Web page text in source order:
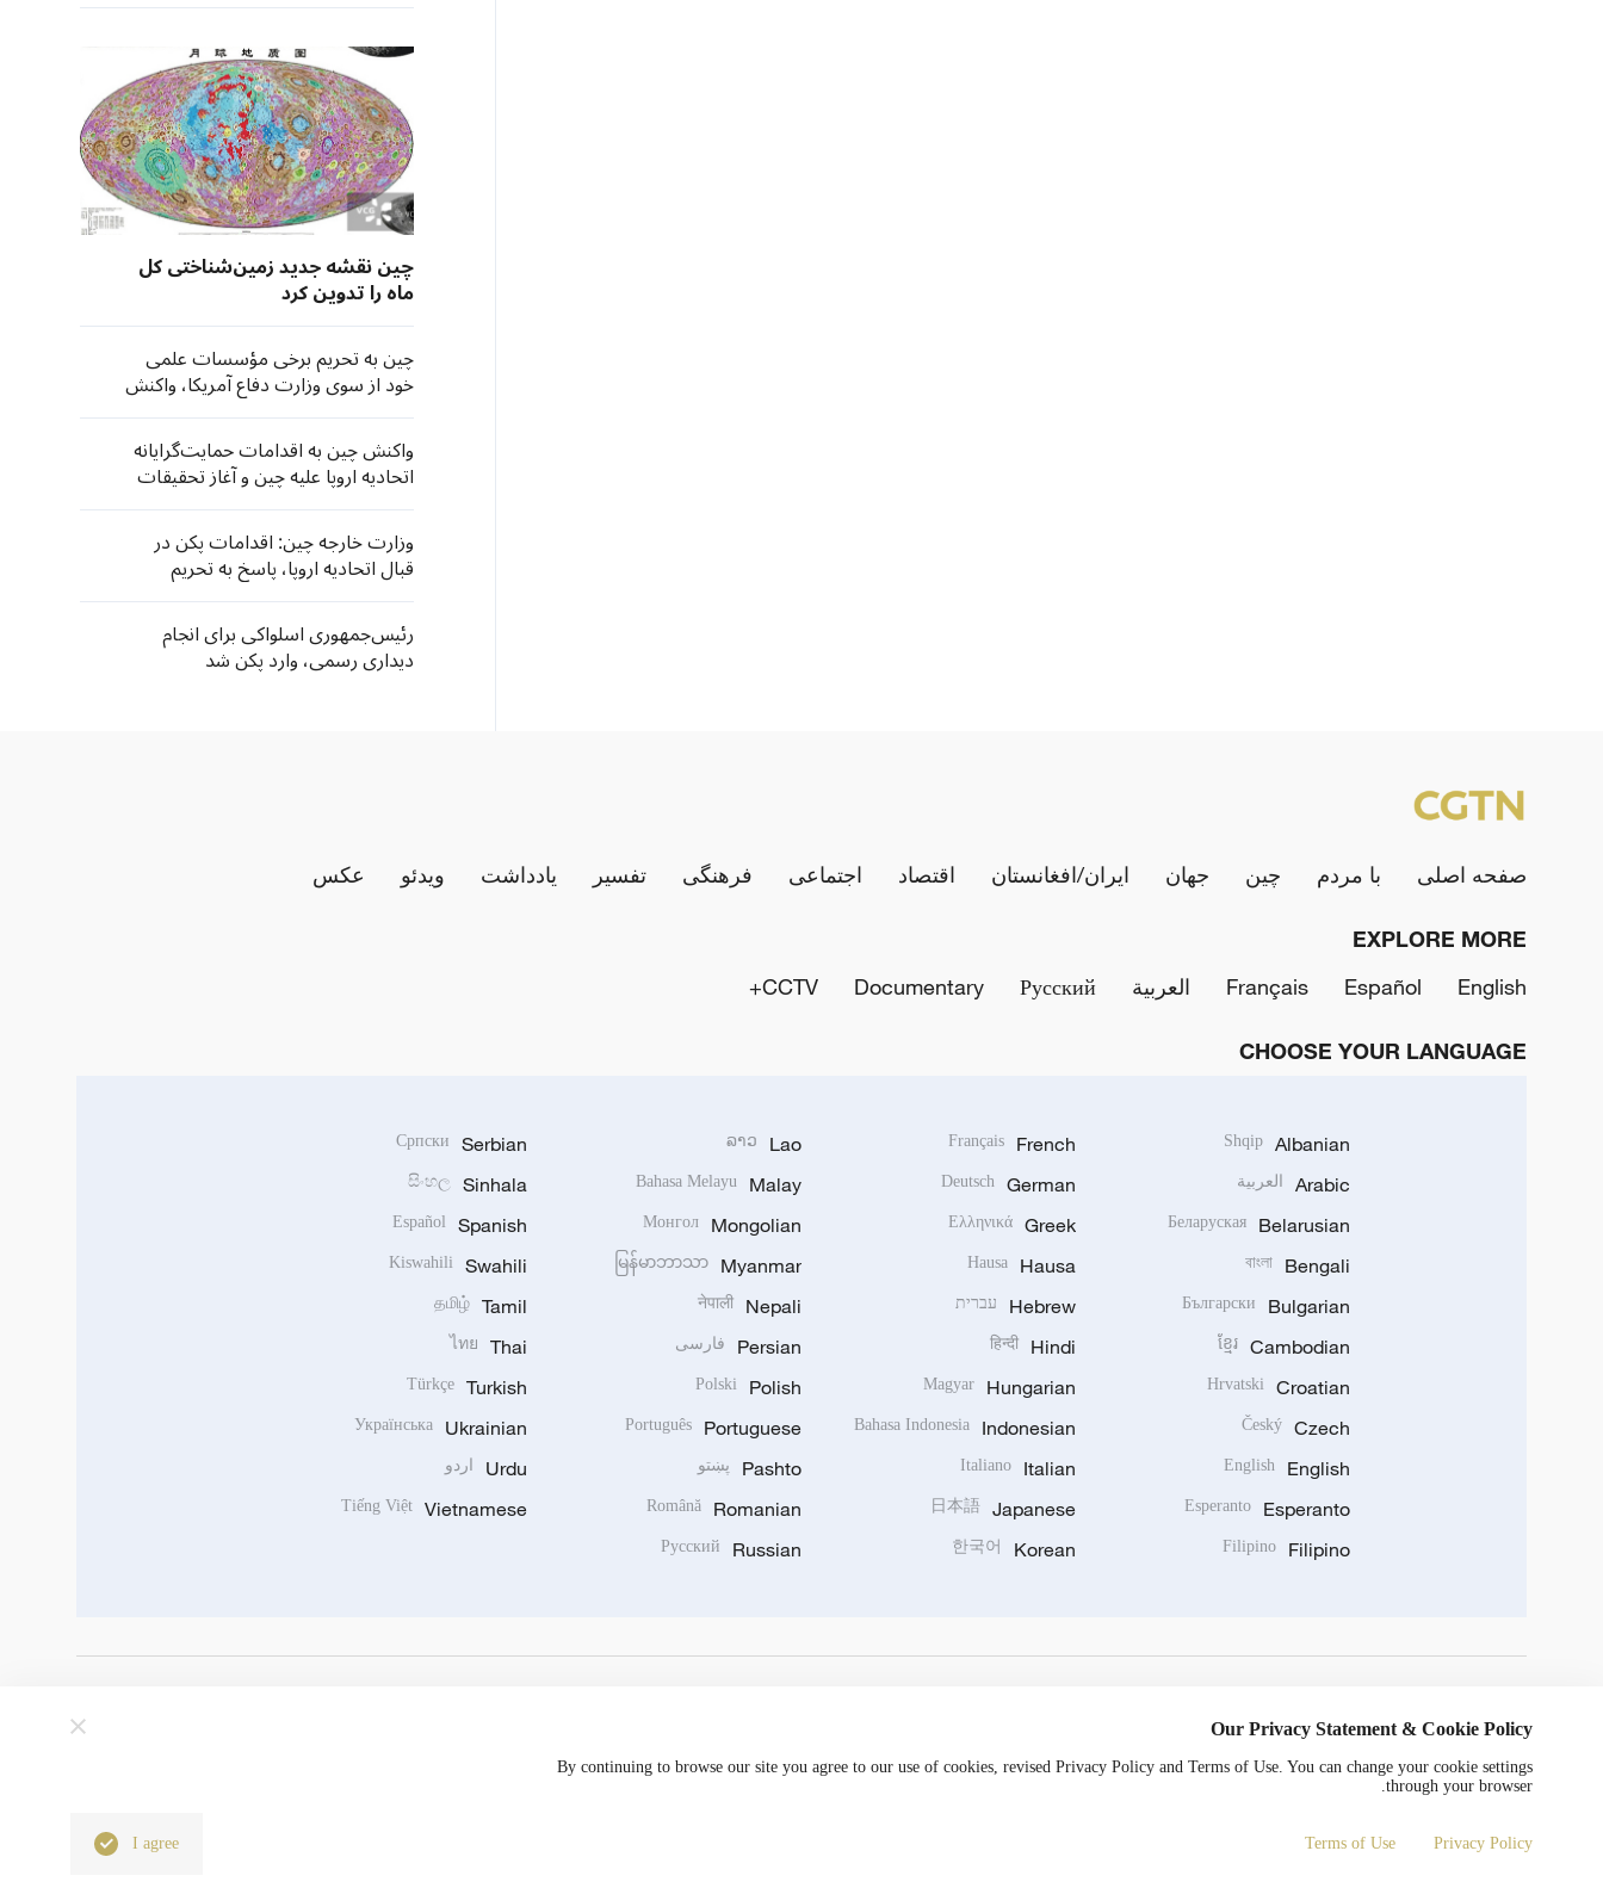
چین نقشه جدید زمین‌شناختی کل
ماه را تدوین کرد
چین به تحریم برخی مؤسسات علمی
خود از سوی وزارت دفاع آمریکا، واکنش
نشان داد
واکنش چین به اقدامات حمایت‌گرایانه
اتحادیه اروپا علیه چین و آغاز تحقیقات
۳۰۱ آمریکا به بهانه "ظرفیت مازاد"
وزارت خارجه چین: اقدامات پکن در
قبال اتحادیه اروپا، پاسخ به تحریم
شرکت‌های چینی است
رئیس‌جمهوری اسلواکی برای انجام
دیداری رسمی، وارد پکن شد
صفحه اصلی با مردم چین جهان ایران/افغانستان اقتصاد اجتماعی فرهنگی تفسیر یادداشت ویدئو عکس
EXPLORE MORE
English
Español
Français العربية Русский
Documentary
CCTV+
CHOOSE YOUR LANGUAGE
Albanian
Shqip
Arabic العربية
Belarusian
Беларуская
Bengali
বাংলা
Bulgarian
Български
Cambodian
ខ្មែរ
Croatian
Hrvatski
Czech
Český
English
English
Esperanto
Esperanto
Filipino
Filipino
French
Français
German
Deutsch
Greek
Ελληνικά
Hausa
Hausa
Hebrew עברית
Hindi
हिन्दी
Hungarian
Magyar
Indonesian
Bahasa Indonesia
Italian
Italiano
Japanese
日本語
Korean
한국어
Lao
ລາວ
Malay
Bahasa Melayu
Mongolian
Монгол
Myanmar
မြန်မာဘာသာ
Nepali
नेपाली
Persian فارسی
Polish
Polski
Portuguese
Português
Pashto پښتو
Romanian
Română
Russian
Русский
Serbian
Српски
Sinhala
සිංහල
Spanish
Español
Swahili
Kiswahili
Tamil
தமிழ்
Thai
ไทย
Turkish
Türkçe
Ukrainian
Українська
Urdu اردو
Vietnamese
Tiếng Việt
Copyright © 2024 CGTN.
京ICP备20000184号
Our Privacy Statement & Cookie Policy
By continuing to browse our site you agree to our use of cookies, revised Privacy Policy and Terms of Use. You can change your cookie settings
through your browser.
Privacy Policy
Terms of Use
I agree